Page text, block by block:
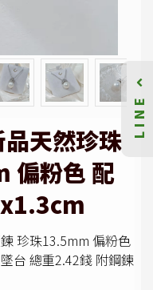
天然珍珠
偏粉色 配
珍珠13.5mm 偏粉色
台 總重2.42錢 附鋼鍊
LINE